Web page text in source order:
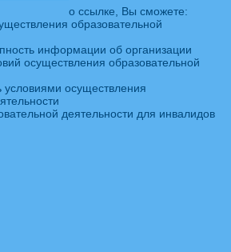
о ссылке, Вы сможете:
образовательной
информации об организации
осуществления образовательной
условиями осуществления
деятельности для инвалидов